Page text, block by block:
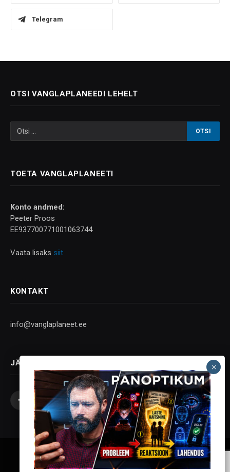
Telegram
OTSI VANGLAPLANEEDI LEHELT
TOETA VANGLAPLANEETI
Konto andmed:
Peeter Proos
EE937700771001063744
Vaata lisaks siit
KONTAKT
info@vanglaplaneet.ee
JÄLGI SOTSIAALMEEDIAS
Facebook
X
(Twitter)
InstagramYouTubeTelegram
Vanglaplaneet - Vastupanu Vaim